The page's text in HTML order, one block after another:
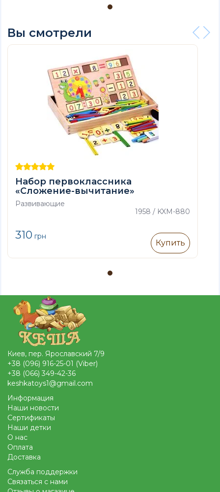
Вы смотрели
Набор первоклассника
«Сложение-вычитание»
Развивающие
1958 / KXM-880
310 грн
Купить
Киев, пер. Ярославский 7/9
+38 (096) 916-25-01 (Viber)
+38 (066) 349-42-36
keshkatoys1@gmail.com
Информация
Наши новости
Сертификаты
Наши детки
О нас
Оплата
Доставка
Служба поддержки
Связаться с нами